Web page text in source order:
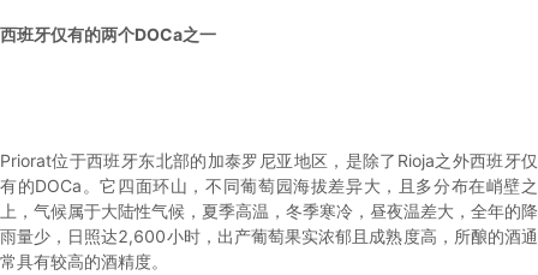
西班牙仅有的两个DOCa之一
Priorat位于西班牙东北部的加泰罗尼亚地区，是除了Rioja之外西班牙仅
有的DOCa。它四面环山，不同葡萄园海拔差异大，且多分布在峭壁之
上，气候属于大陆性气候，夏季高温，冬季寒冷，昼夜温差大，全年的降
雨量少，日照达2,600小时，出产葡萄果实浓郁且成熟度高，所酿的酒通
常具有较高的酒精度。